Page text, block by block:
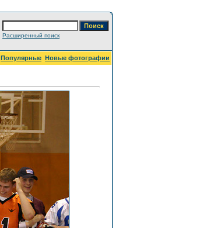
Расширенный поиск
Популярные Новые фотографии